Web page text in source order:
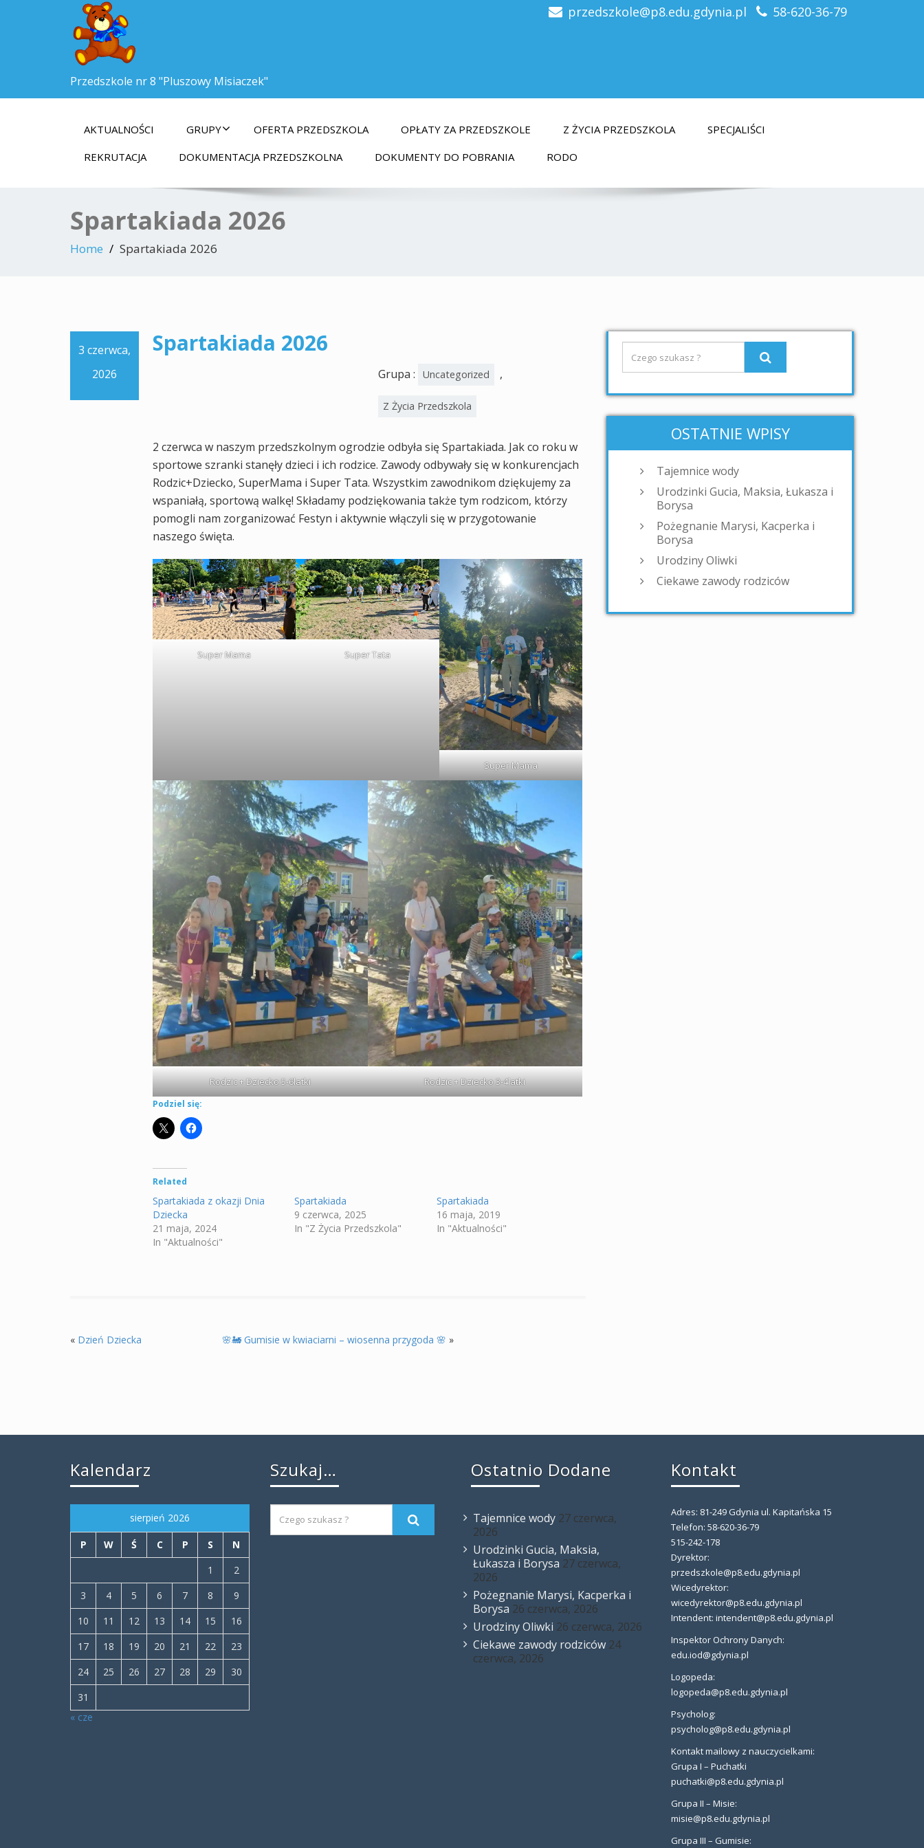
Przedszkole nr 8 "Pluszowy Misiaczek"
przedszkole@p8.edu.gdynia.pl 58-620-36-79
AKTUALNOŚCI GRUPY OFERTA PRZEDSZKOLA OPŁATY ZA PRZEDSZKOLE Z ŻYCIA PRZEDSZKOLA
SPECJALIŚCI
REKRUTACJA
DOKUMENTACJA PRZEDSZKOLNA DOKUMENTY DO POBRANIA RODO
Spartakiada 2026
Home Spartakiada 2026
3 czerwca,
2026
Spartakiada 2026
Grupa : Uncategorized ,
Z Życia Przedszkola
2 czerwca w naszym przedszkolnym ogrodzie odbyła się Spartakiada. Jak co roku w
sportowe szranki stanęły dzieci i ich rodzice. Zawody odbywały się w konkurencjach
Rodzic+Dziecko, SuperMama i Super Tata. Wszystkim zawodnikom dziękujemy za
wspaniałą, sportową walkę! Składamy podziękowania także tym rodzicom, którzy
pomogli nam zorganizować Festyn i aktywnie włączyli się w przygotowanie
naszego święta.
Super Mama Super Tata
Super Mama
Rodzic + Dziecko 5-6latki Rodzic + Dziecko 3-4latki
Podziel się:
Related
Spartakiada z okazji Dnia
Dziecka
21 maja, 2024
In "Aktualności"
Spartakiada
9 czerwca, 2025
In "Z Życia Przedszkola"
Spartakiada
16 maja, 2019
In "Aktualności"
« Dzień Dziecka 🌸🚂 Gumisie w kwiaciarni – wiosenna przygoda 🌸 »
OSTATNIE WPISY
Tajemnice wody
Urodzinki Gucia, Maksia, Łukasza i
Borysa
Pożegnanie Marysi, Kacperka i
Borysa
Urodziny Oliwki
Ciekawe zawody rodziców
Kalendarz
sierpień 2026
P W Ś C P S
N
1
2
3
4 5 6 7 8
9
10
11 12 13 14 15
16
17
18 19 20 21 22
23
24
25 26 27 28 29
30
31
« cze
Szukaj… Ostatnio Dodane
Tajemnice wody 27 czerwca,
2026
Urodzinki Gucia, Maksia,
Łukasza i Borysa 27 czerwca,
2026
Pożegnanie Marysi, Kacperka i
Borysa 26 czerwca, 2026
Urodziny Oliwki 26 czerwca, 2026
Ciekawe zawody rodziców 24
czerwca, 2026
Kontakt
Adres: 81-249 Gdynia ul. Kapitańska 15
Telefon: 58-620-36-79
515-242-178
Dyrektor:
przedszkole@p8.edu.gdynia.pl
Wicedyrektor:
wicedyrektor@p8.edu.gdynia.pl
Intendent: intendent@p8.edu.gdynia.pl
Inspektor Ochrony Danych:
edu.iod@gdynia.pl
Logopeda:
logopeda@p8.edu.gdynia.pl
Psycholog:
psycholog@p8.edu.gdynia.pl
Kontakt mailowy z nauczycielkami:
Grupa I – Puchatki
puchatki@p8.edu.gdynia.pl
Grupa II – Misie:
misie@p8.edu.gdynia.pl
Grupa III – Gumisie: